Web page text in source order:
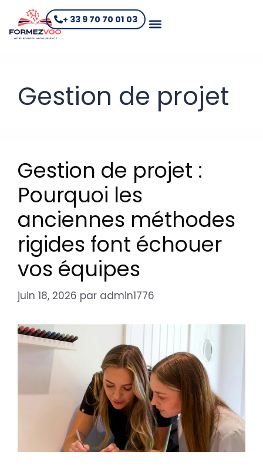
+ 33 9 70 70 01 03
Gestion de projet
Gestion de projet :
Pourquoi les
anciennes méthodes
rigides font échouer
vos équipes
juin 18, 2026 par admin1776